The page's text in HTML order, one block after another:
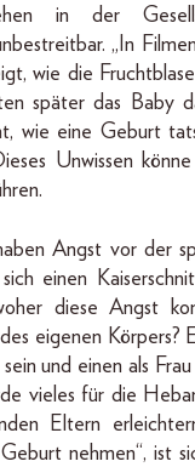
in der
„In
wie die
später das Baby
wie eine Geburt
Unwissen
Angst vor der
einen
diese Angst
eigenen Körpers?
und einen als
vieles für die
Eltern
nehmen“, ist